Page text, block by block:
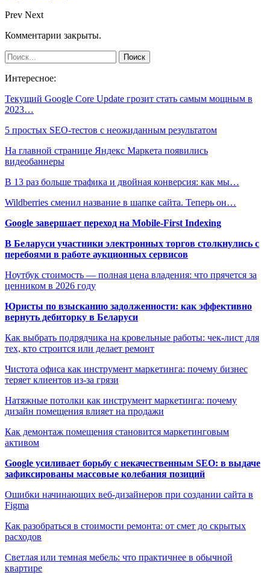
Prev Next
Комментарии закрыты.
Интересное:
Текущий Google Core Update грозит стать самым мощным в
2023…
5 простых SEO-тестов с неожиданным результатом
На главной странице Яндекс Маркета появились
видеобаннеры
В 13 раз больше трафика и двойная конверсия: как мы…
Wildberries сменил название в шапке сайта. Теперь он…
Google завершает переход на Mobile-First Indexing
В Беларуси участники электронных торгов столкнулись с
перебоями в работе аукционных сервисов
Ноутбук стоимость — полная цена владения: что прячется за
ценником в 2026 году
Юристы по взысканию задолженности: как эффективно
вернуть дебиторку в Беларуси
Как выбрать подрядчика на кровельные работы: чек-лист для
тех, кто строится или делает ремонт
Чистота офиса как инструмент маркетинга: почему бизнес
теряет клиентов из-за грязи
Натяжные потолки как инструмент маркетинга: почему
дизайн помещения влияет на продажи
Как демонтаж помещения становится маркетинговым
активом
Google усиливает борьбу с некачественным SEO: в выдаче
зафиксированы массовые колебания позиций
Ошибки начинающих веб-дизайнеров при создании сайта в
Figma
Как разобраться в стоимости ремонта: от смет до скрытых
расходов
Светлая или темная мебель: что практичнее в обычной
квартире